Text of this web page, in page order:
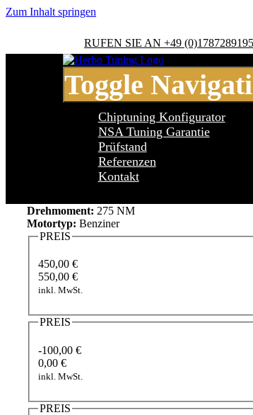
Zum Inhalt springen
RUFEN SIE AN +49 (0)1787289195
Toggle
Chiptuning Konfigurator
NSA Tuning Garantie
Prüfstand
Referenzen
Kontakt
Citroen DS3 THP 200
Drehmoment: 275 NM
Motortyp: Benziner
PREIS
450,00 €
550,00 €
inkl. MwSt.
PREIS
-100,00 €
0,00 €
inkl. MwSt.
PREIS